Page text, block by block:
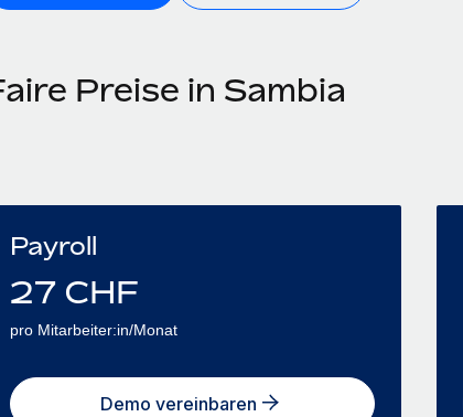
Preise in Sambia
Payroll
27 CHF
pro Mitarbeiter:in/Monat
Demo vereinbaren